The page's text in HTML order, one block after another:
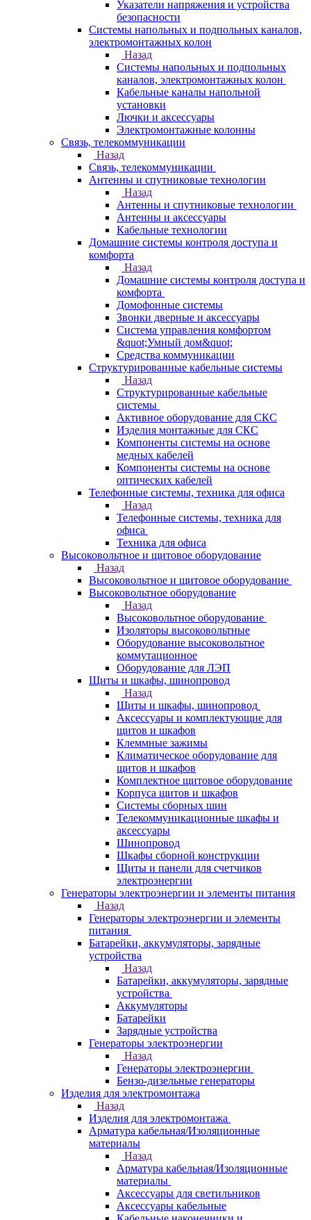
Указатели напряжения и устройства
безопасности
Системы напольных и подпольных каналов,
электромонтажных колон
Назад
Системы напольных и подпольных
каналов, электромонтажных колон
Кабельные каналы напольной
установки
Лючки и аксессуары
Электромонтажные колонны
Связь, телекоммуникации
Назад
Связь, телекоммуникации
Антенны и спутниковые технологии
Назад
Антенны и спутниковые технологии
Антенны и аксессуары
Кабельные технологии
Домашние системы контроля доступа и
комфорта
Назад
Домашние системы контроля доступа и
комфорта
Домофонные системы
Звонки дверные и аксессуары
Система управления комфортом
&quot;Умный дом&quot;
Средства коммуникации
Структурированные кабельные системы
Назад
Структурированные кабельные
системы
Активное оборудование для СКС
Изделия монтажные для СКС
Компоненты системы на основе
медных кабелей
Компоненты системы на основе
оптических кабелей
Телефонные системы, техника для офиса
Назад
Телефонные системы, техника для
офиса
Техника для офиса
Высоковольтное и щитовое оборудование
Назад
Высоковольтное и щитовое оборудование
Высоковольтное оборудование
Назад
Высоковольтное оборудование
Изоляторы высоковольтные
Оборудование высоковольтное
коммутационное
Оборудование для ЛЭП
Щиты и шкафы, шинопровод
Назад
Щиты и шкафы, шинопровод
Аксессуары и комплектующие для
щитов и шкафов
Клеммные зажимы
Климатическое оборудование для
щитов и шкафов
Комплектное щитовое оборудование
Корпуса щитов и шкафов
Системы сборных шин
Телекоммуникационные шкафы и
аксессуары
Шинопровод
Шкафы сборной конструкции
Щиты и панели для счетчиков
электроэнергии
Генераторы электроэнергии и элементы питания
Назад
Генераторы электроэнергии и элементы
питания
Батарейки, аккумуляторы, зарядные
устройства
Назад
Батарейки, аккумуляторы, зарядные
устройства
Аккумуляторы
Батарейки
Зарядные устройства
Генераторы электроэнергии
Назад
Генераторы электроэнергии
Бензо-дизельные генераторы
Изделия для электромонтажа
Назад
Изделия для электромонтажа
Арматура кабельная/Изоляционные
материалы
Назад
Арматура кабельная/Изоляционные
материалы
Аксессуары для светильников
Аксессуары кабельные